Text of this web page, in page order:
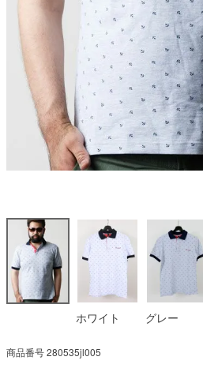
ホワイト グレー
商品番号280535jl005